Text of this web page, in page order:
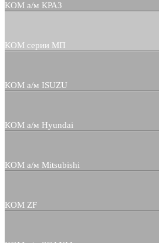
КОМ а/м КРАЗ
КОМ серии МП
КОМ а/м ISUZU
КОМ а/м Hyundai
КОМ а/м Mitsubishi
КОМ ZF